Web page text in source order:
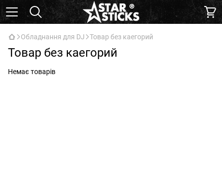
Обладнання для DJ Товар без каегорий
Товар без каегорий
Немає товарів